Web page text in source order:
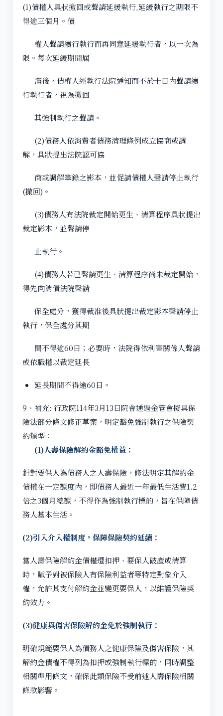
(1)債權人具狀撤回或聲請延緩執行,延緩執行之期限不
得逾三個月。債
權人聲請續行執行而再同意延緩執行者，以一次為
限。每次延緩期間屆
滿後，債權人經執行法院通知而不於十日內聲請續
行執行者，視為撤回
其強制執行之聲請。
(2)債務人依消費者債務清理條例成立協商或調
解，具狀提出法院認可協
商或調解筆錄之影本，並促請債權人聲請停止執行
(撤回)。
(3)債務人有法院裁定開始更生、清算程序具狀提出
裁定影本，並聲請停
止執行。
(4)債務人若已聲請更生、清算程序尚未裁定開始，
得先向消債法院聲請
保全處分，獲得裁准後具狀提出裁定影本聲請停止
執行，保全處分其期
間不得逾60日；必要時，法院得依利害關係人聲請
或依職權以裁定延長
延長期間不得逾60日。
9、補充: 行政院114年3月13日院會通過金管會擬具保
險法部分條文修正草案，明定豁免強制執行之保險契
約類型：
(1)人壽保險解約金豁免權益：
針對要保人為債務人之人壽保險，修法明定其解約金
債權在一定額度內，即債務人最近一年最低生活費1.2
倍之3個月總額，不得作為強制執行標的，旨在保障債
務人基本生活。
(2)引入介入權制度，保障保險契約延續：
當人壽保險解約金債權遭扣押、要保人破產或清算
時，賦予對被保險人有保險利益者等特定對象介入
權，允許其支付解約金並變更要保人，以維護保險契
約效力。
(3)健康與傷害保險解約金免於強制執行：
明確規範要保人為債務人之健康保險及傷害保險，其
解約金債權不得列為扣押或強制執行標的，同時調整
相關準用條文，確保此類保險不受前述人壽保險相關
條款影響。